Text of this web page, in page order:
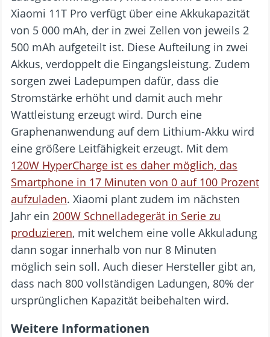
Xiaomi 11T Pro verfügt über eine Akkukapazität
von 5 000 mAh, der in zwei Zellen von jeweils 2
500 mAh aufgeteilt ist. Diese Aufteilung in zwei
Akkus, verdoppelt die Eingangsleistung. Zudem
sorgen zwei Ladepumpen dafür, dass die
Stromstärke erhöht und damit auch mehr
Wattleistung erzeugt wird. Durch eine
Graphenanwendung auf dem Lithium-Akku wird
eine größere Leitfähigkeit erzeugt. Mit dem
120W HyperCharge ist es daher möglich, das
Smartphone in 17 Minuten von 0 auf 100 Prozent
aufzuladen. Xiaomi plant zudem im nächsten
Jahr ein 200W Schnelladegerät in Serie zu
produzieren, mit welchem eine volle Akkuladung
dann sogar innerhalb von nur 8 Minuten
möglich sein soll. Auch dieser Hersteller gibt an,
dass nach 800 vollständigen Ladungen, 80% der
ursprünglichen Kapazität beibehalten wird.
Weitere Informationen